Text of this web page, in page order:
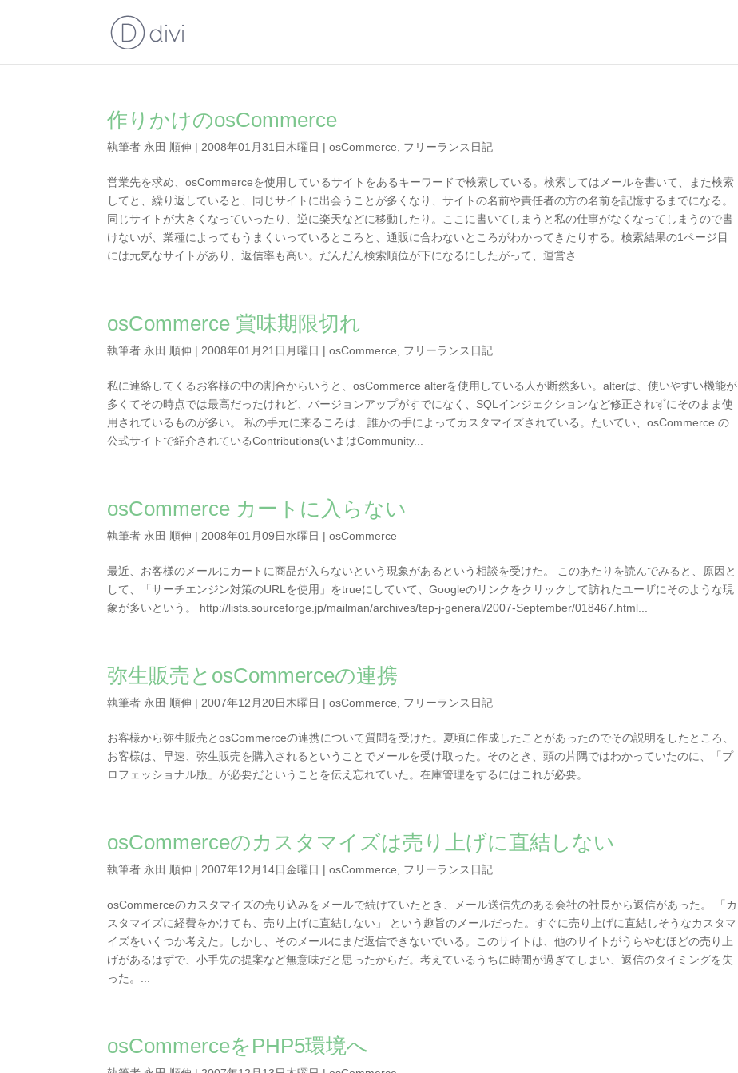
作りかけのosCommerce
執筆者 永田 順伸 | 2008年01月31日木曜日 |osCommerce フリーランス日記
営業先を求め、osCommerceを使用しているサイトをあるキーワードで検索している。検索してはメールを書いて、また検索
してと、繰り返していると、同じサイトに出会うことが多くなり、サイトの名前や責任者の方の名前を記憶するまでになる。
同じサイトが大きくなっていったり、逆に楽天などに移動したり。ここに書いてしまうと私の仕事がなくなってしまうので書
けないが、業種によってもうまくいっているところと、通販に合わないところがわかってきたりする。検索結果の1ページ目
には元気なサイトがあり、返信率も高い。だんだん検索順位が下になるにしたがって、運営さ...
osCommerce 賞味期限切れ
執筆者 永田 順伸 | 2008年01月21日月曜日 |osCommerce フリーランス日記
私に連絡してくるお客様の中の割合からいうと、osCommerce alterを使用している人が断然多い。alterは、使いやすい機能が
多くてその時点では最高だったけれど、バージョンアップがすでになく、SQLインジェクションなど修正されずにそのまま使
用されているものが多い。 私の手元に来るころは、誰かの手によってカスタマイズされている。たいてい、osCommerce の
公式サイトで紹介されているContributions(いまはCommunity...
osCommerce カートに入らない
執筆者 永田 順伸 | 2008年01月09日水曜日 |osCommerce
最近、お客様のメールにカートに商品が入らないという現象があるという相談を受けた。 このあたりを読んでみると、原因と
して、「サーチエンジン対策のURLを使用」をtrueにしていて、Googleのリンクをクリックして訪れたユーザにそのような現
象が多いという。 http://lists.sourceforge.jp/mailman/archives/tep-j-general/2007-September/018467.html...
弥生販売とosCommerceの連携
執筆者 永田 順伸 | 2007年12月20日木曜日 |osCommerce フリーランス日記
お客様から弥生販売とosCommerceの連携について質問を受けた。夏頃に作成したことがあったのでその説明をしたところ、
お客様は、早速、弥生販売を購入されるということでメールを受け取った。そのとき、頭の片隅ではわかっていたのに、「プ
ロフェッショナル版」が必要だということを伝え忘れていた。在庫管理をするにはこれが必要。...
osCommerceのカスタマイズは売り上げに直結しない
執筆者 永田 順伸 | 2007年12月14日金曜日 |osCommerce フリーランス日記
osCommerceのカスタマイズの売り込みをメールで続けていたとき、メール送信先のある会社の社長から返信があった。 「カ
スタマイズに経費をかけても、売り上げに直結しない」 という趣旨のメールだった。すぐに売り上げに直結しそうなカスタマ
イズをいくつか考えた。しかし、そのメールにまだ返信できないでいる。このサイトは、他のサイトがうらやむほどの売り上
げがあるはずで、小手先の提案など無意味だと思ったからだ。考えているうちに時間が過ぎてしまい、返信のタイミングを失
った。...
osCommerceをPHP5環境へ